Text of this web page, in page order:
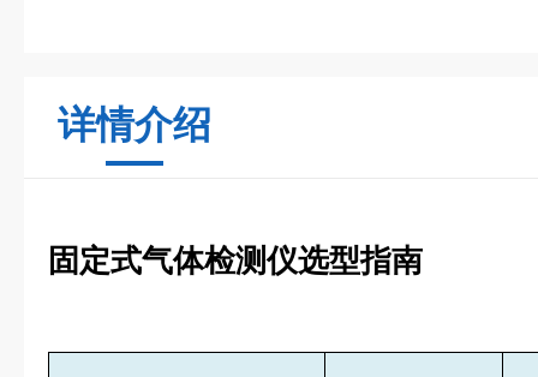
详情介绍
固定式气体检测仪选型指南